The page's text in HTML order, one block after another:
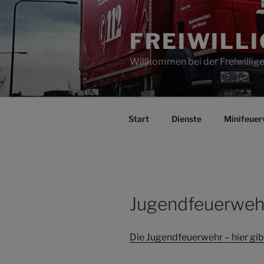
Zum
Inhalt
springen
Willkommen bei der
Start Dienste
Die Jugendfeuerwehr – hier